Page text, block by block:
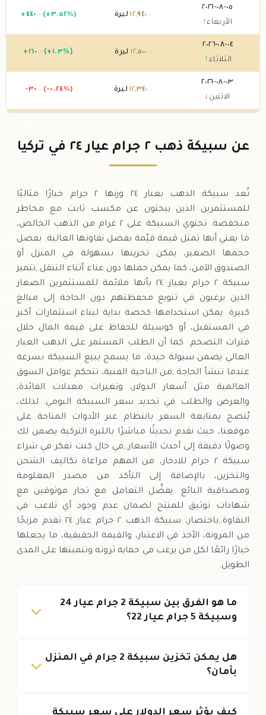
٠٥-٠٨-٢٠٢٦
الأربعاء↑
١٢,٩٤٠ .٠٠ ليرة + ٤٤٠ .٠٠ (+٣.٥٢%)
٠٤-٠٨-٢٠٢٦
الثلاثاء ↑
١٢,٥٠٠ .٠٠ ليرة + ١٦٠ .٠٠ (+١.٣%)
٠٣-٠٨-٢٠٢٦
الاثنين ↓
١٢,٣٤٠ .٠٠ ليرة -٣٠ .٠٠ (-٠.٢٤%)
١٢,٣٦٠.٠٠ ليرة
عن سبيكة ذهب ٢ جرام عيار ٢٤ في تركيا
تُعد سبيكة الذهب بعيار ٢٤ وزنها ٢ جرام خيارًا مثاليًا
للمستثمرين الذين يبحثون عن مكسب ثابت مع مخاطر
منخفضة. تحتوي السبيكة على ٢ غرام من الذهب الخالص،
ما يعني أنها تمثل قيمة قيّمة بفضل نقاوتها العالية. بفضل
حجمها الصغير، يمكن تخزينها بسهولة في المنزل أو
الصندوق الآمن، كما يمكن حملها دون عناء أثناء التنقل.,تتميز
سبيكة ٢ جرام بعيار ٢٤ بأنها ملائمة للمستثمرين الصغار
الذين يرغبون في تنويع محفظتهم دون الحاجة إلى مبالغ
كبيرة. يمكن استخدامها كحصة بداية لبناء استثمارات أكبر
في المستقبل، أو كوسيلة للحفاظ على قيمة المال خلال
فترات التضخم. كما أن الطلب المستمر على الذهب العيار
العالي يضمن سيولة جيدة، ما يسمح ببيع السبيكة بسرعة
عندما تنشأ الحاجة.,من الناحية الفنية، تتحكم عوامل السوق
العالمية مثل أسعار الدولار، وتغيرات معدلات الفائدة،
والعرض والطلب في تحديد سعر السبيكة اليومي. لذلك،
يُنصح بمتابعة السعر بانتظام عبر الأدوات المتاحة على
موقعنا، حيث نقدم تحديثًا مباشرًا بالليرة التركية يضمن لك
وصولًا دقيقة إلى أحدث الأسعار.,في حال كنت تفكر في شراء
سبيكة ٢ جرام للادخار، من المهم مراعاة تكاليف الشحن
والتخزين، بالإضافة إلى التأكد من مصدر المعلومة
ومصداقية البائع. يفضَّل التعامل مع تجار موثوقين مع
شهادات توثيق للمنتج لضمان عدم وجود أي تلاعب في
النقاوة.,باختصار، سبيكة الذهب ٢ جرام عيار ٢٤ تقدم مزيجًا
من المرونة، الأخذ في الاعتبار، والقيمة الحقيقية، ما يجعلها
خيارًا رائعًا لكل من يرغب في حماية ثروته وتنميتها على المدى
الطويل.
ما هو الفرق بين سبيكة 2 جرام عيار 24
وسبيكة 5 جرام عيار 22؟
هل يمكن تخزين سبيكة 2 جرام في المنزل
بأمان؟
كيف يؤثر سعر الدولار على سعر سبيكة